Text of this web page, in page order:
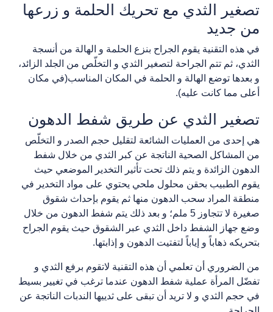
تصغير الثدي مع تحريك الحلمة و زرعها
من جديد
في هذه التقنية يقوم الجراح بنزع الحلمة و الهالة من أنسجة
الثدي، ثم تتم الجراحة لتصغير الثدي و التخلّص من الجلد الزائد،
و بعدها توضع الهالة و الحلمة في المكان المناسب(في مكان
أعلى مما كانت عليه).
تصغير الثدي عن طريق شفط الدهون
هي إحدى من العمليات الشائعة لتقليل حجم الصدر و التخلّص
من المشاكل الصحية الناتجة عن كبر الثدي من خلال شفط
الدهون الزائدة و يتم ذلك تحت تأثير التخدير الموضعي حيث
يقوم الطبيب بحقن محلول ملحي يحتوي على مواد التخدير في
منطقة المراد سحب الدهون منها ثم يقوم بإحداث شقوق
صغيرة لا تتجاوز 5 ملم؛ و بعد ذلك يتم شفط الدهون من خلال
وضع جهاز الشفط داخل الثدي عبر الشقوق حيث يقوم الجراح
بتحريكه ذهاباً و إياباً لتفتيت الدهون و إذابتها.
من الضروري أن تعلمي أن هذه التقنية لاتقوم برفع الثدي و
تفضّل المرأة عملية شفط الدهون عندما ترغب في تغيير بسيط
في حجم الثدي و لا تريد أن تبقى على ثدييها الندبات الناتجة عن